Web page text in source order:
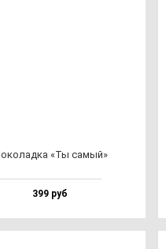
«Ты са­мый»
399 руб